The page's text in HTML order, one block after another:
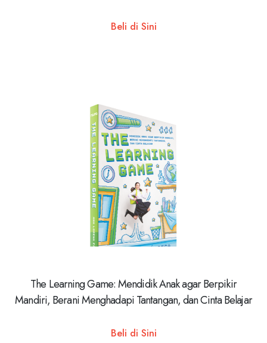
Beli di Sini
The Learning Game: Mendidik Anak agar Berpikir
Mandiri, Berani Menghadapi Tantangan, dan Cinta Belajar
Beli di Sini